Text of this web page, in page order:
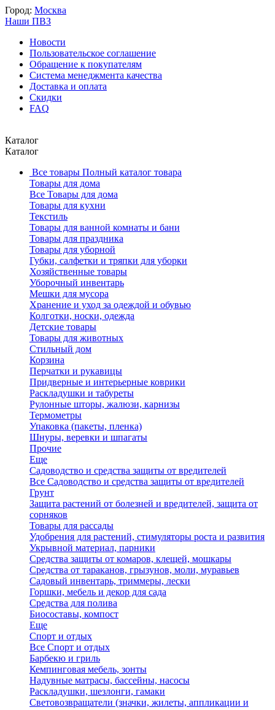
Город: Москва
Наши ПВЗ
Новости
Пользовательское соглашение
Обращение к покупателям
Система менеджмента качества
Доставка и оплата
Скидки
FAQ
Каталог
Каталог
Все товары Полный каталог товара
Товары для дома
Все Товары для дома
Товары для кухни
Текстиль
Товары для ванной комнаты и бани
Товары для праздника
Товары для уборной
Губки, салфетки и тряпки для уборки
Хозяйственные товары
Уборочный инвентарь
Мешки для мусора
Хранение и уход за одеждой и обувью
Колготки, носки, одежда
Детские товары
Товары для животных
Стильный дом
Корзина
Перчатки и рукавицы
Придверные и интерьерные коврики
Раскладушки и табуреты
Рулонные шторы, жалюзи, карнизы
Термометры
Упаковка (пакеты, пленка)
Шнуры, веревки и шпагаты
Прочие
Еще
Садоводство и средства защиты от вредителей
Все Садоводство и средства защиты от вредителей
Грунт
Защита растений от болезней и вредителей, защита от
сорняков
Товары для рассады
Удобрения для растений, стимуляторы роста и развития
Укрывной материал, парники
Средства защиты от комаров, клещей, мошкары
Средства от тараканов, грызунов, моли, муравьев
Садовый инвентарь, триммеры, лески
Горшки, мебель и декор для сада
Средства для полива
Биосоставы, компост
Еще
Спорт и отдых
Все Спорт и отдых
Барбекю и гриль
Кемпинговая мебель, зонты
Надувные матрасы, бассейны, насосы
Раскладушки, шезлонги, гамаки
Световозвращатели (значки, жилеты, аппликации и